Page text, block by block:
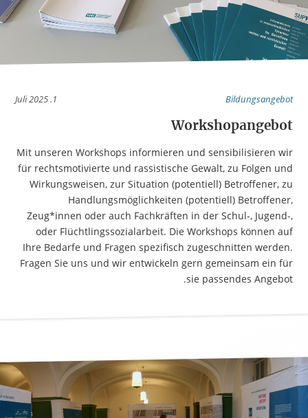
Bildungsangebot
1. Juli 2025
Workshopangebot
Mit unseren Workshops informieren und sensibilisieren wir
für rechtsmotivierte und rassistische Gewalt, zu Folgen und
Wirkungsweisen, zur Situation (potentiell) Betroffener, zu
Handlungsmöglichkeiten (potentiell) Betroffener,
Zeug*innen oder auch Fachkräften in der Schul-, Jugend-,
oder Flüchtlingssozialarbeit. Die Workshops können auf
Ihre Bedarfe und Fragen spezifisch zugeschnitten werden.
Fragen Sie uns und wir entwickeln gern gemeinsam ein für
sie passendes Angebot.